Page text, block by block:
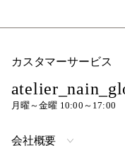
カスタマーサービス
月曜～金曜 10:00～17:00
会社概要